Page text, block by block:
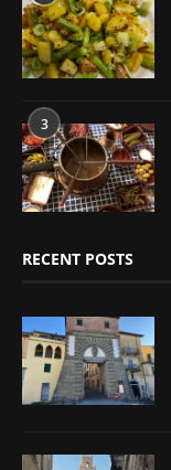
3
RECENT POSTS